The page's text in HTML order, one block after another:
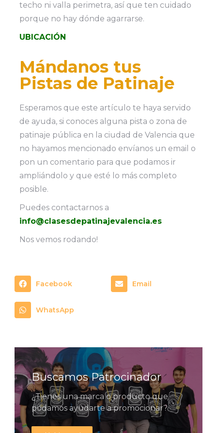
techo ni valla perimetra, así que ten cuidado
porque no hay dónde agarrarse.
UBICACIÓN
Mándanos tus
Pistas de Patinaje
Esperamos que este artículo te haya servido
de ayuda, si conoces alguna pista o zona de
patinaje pública en la ciudad de Valencia que
no hayamos mencionado envíanos un email o
pon un comentario para que podamos ir
ampliándolo y que esté lo más completo
posible.
Puedes contactarnos a
info@clasesdepatinajevalencia.es
Nos vemos rodando!
Facebook Email
WhatsApp
Buscamos Patrocinador
¿Tienes una marca o producto que
podamos ayudarte a promocionar?